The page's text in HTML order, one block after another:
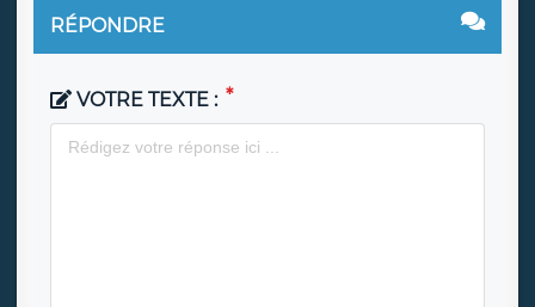
RÉPONDRE
VOTRE TEXTE :